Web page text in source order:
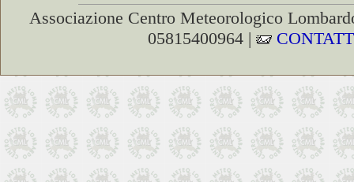
Associazione Centro Meteorologico
05815400964 |